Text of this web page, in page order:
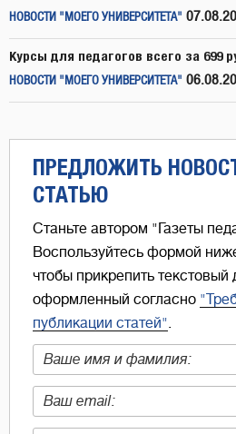
НОВОСТИ "МОЕГО УНИВЕРСИТЕТА"
Курсы для педагогов всего за 699
НОВОСТИ "МОЕГО УНИВЕРСИТЕТА"
ПРЕДЛОЖИТЬ
СТАТЬЮ
Станьте автором "Газеты
Воспользуйтесь формой
чтобы прикрепить текстовый
оформленный согласно
публикации статей".